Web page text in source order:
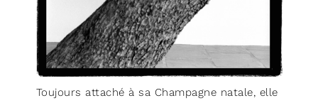
Toujours attaché à sa Champagne natale, elle